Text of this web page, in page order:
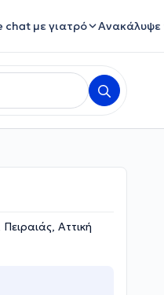
chat με γιατρό Ανακάλυψε
Αττική